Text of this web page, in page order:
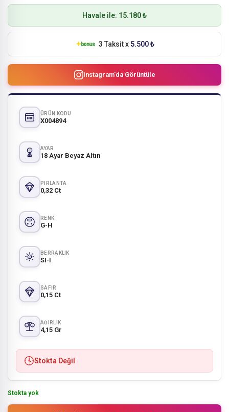
Havale ile: 15.180 ₺
3 Taksit x 5.500 ₺
Instagram'da Görüntüle
ÜRÜN KODU
X004894
AYAR
18 Ayar Beyaz Altın
PIRLANTA
0,32 Ct
RENK
G-H
BERRAKLIK
SI-I
SAFIR
0,15 Ct
AĞIRLIK
4,15 Gr
Stokta Değil
Stokta yok